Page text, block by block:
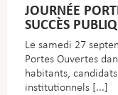
JOURNÉE
SUCCÈS
Le samedi 27
Portes Ouvertes
habitants,
institutionnels